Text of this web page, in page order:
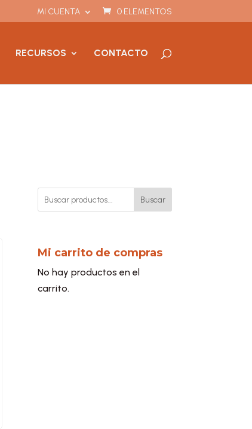
MI CUENTA 0 ELEMENTOS
RECURSOS CONTACTO
Buscar
Mi carrito de compras
No hay productos en el
carrito.